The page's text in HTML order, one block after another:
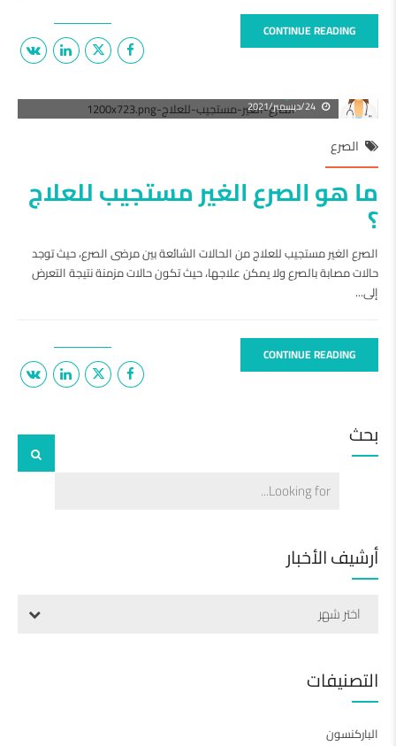
CONTINUE READING
24/ديسمبر/2021
الصرع
ما هو الصرع الغير مستجيب للعلاج
؟
الصرع الغير مستجيب للعلاج من الحالات الشائعة بين مرضى الصرع، حيث توجد
حالات مصابة بالصرع ولا يمكن علاجها، حيث تكون حالات مزمنة نتيجة التعرض
إلى...
CONTINUE READING
بحث
أرشيف الأخبار
اختر شهر
التصنيفات
الباركنسون